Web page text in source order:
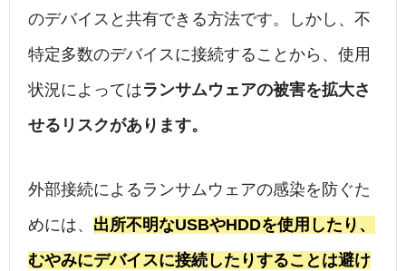
のデバイスと共有できる方法です。しかし、不
特定多数のデバイスに接続することから、使用
状況によってはランサムウェアの被害を拡大さ
せるリスクがあります。
外部接続によるランサムウェアの感染を防ぐた
めには、 出所不明なUSBやHDDを使用したり、
むやみにデバイスに接続したりすることは避け